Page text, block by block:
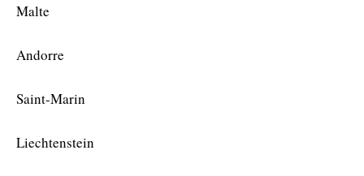
Malte
Andorre
Saint-Marin
Liechtenstein